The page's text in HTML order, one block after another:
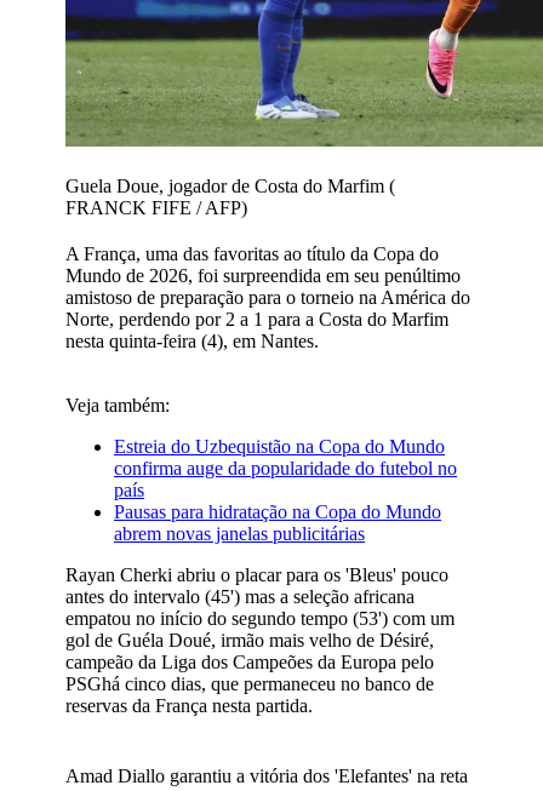
Guela Doue, jogador de Costa do Marfim (
FRANCK FIFE / AFP)
A França, uma das favoritas ao título da Copa do
Mundo de 2026, foi surpreendida em seu penúltimo
amistoso de preparação para o torneio na América do
Norte, perdendo por 2 a 1 para a Costa do Marfim
nesta quinta-feira (4), em Nantes.
Veja também:
Estreia do Uzbequistão na Copa do Mundo
confirma auge da popularidade do futebol no
país
Pausas para hidratação na Copa do Mundo
abrem novas janelas publicitárias
Rayan Cherki abriu o placar para os 'Bleus' pouco
antes do intervalo (45') mas a seleção africana
empatou no início do segundo tempo (53') com um
gol de Guéla Doué, irmão mais velho de Désiré,
campeão da Liga dos Campeões da Europa pelo
PSGhá cinco dias, que permaneceu no banco de
reservas da França nesta partida.
Amad Diallo garantiu a vitória dos 'Elefantes' na reta